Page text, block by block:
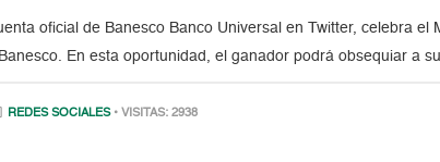
oficial de Banesco Banco Universal en Twitter, celebra el
En esta oportunidad, el ganador podrá obsequiar a
REDES SOCIALES • VISITAS: 2938